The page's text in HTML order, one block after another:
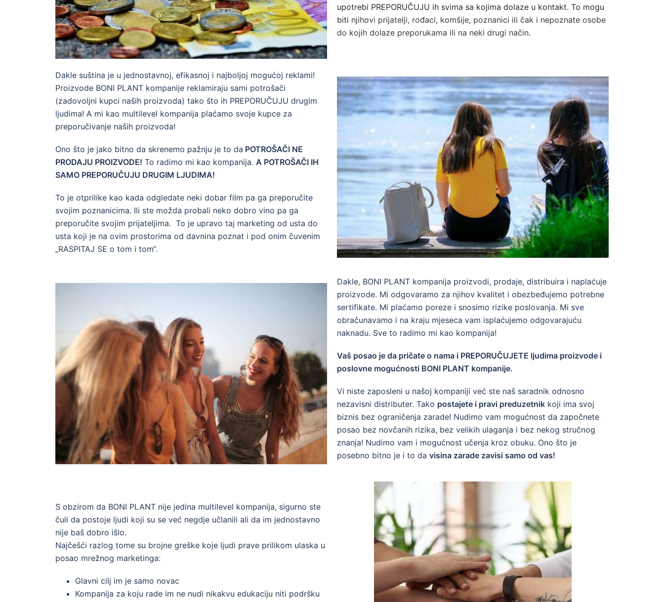
upotrebi PREPORUČUJU ih svima sa kojima dolaze u kontakt. To mogu
biti njihovi prijatelji, rođaci, komšije, poznanici ili čak i nepoznate osobe
do kojih dolaze preporukama ili na neki drugi način.
Dakle suština je u jednostavnoj, efikasnoj i najboljoj mogućoj reklami!
Proizvode BONI PLANT kompanije reklamiraju sami potrošači
(zadovoljni kupci naših proizvoda) tako što ih PREPORUČUJU drugim
ljudima! A mi kao multilevel kompanija plaćamo svoje kupce za
preporučivanje naših proizvoda!
Ono što je jako bitno da skrenemo pažnju je to da POTROŠAČI NE
PRODAJU PROIZVODE! To radimo mi kao kompanija. A POTROŠAČI IH
SAMO PREPORUČUJU DRUGIM LJUDIMA!
To je otprilike kao kada odgledate neki dobar film pa ga preporučite
svojim poznanicima. Ili ste možda probali neko dobro vino pa ga
preporučite svojim prijateljima. To je upravo taj marketing od usta do
usta koji je na ovim prostorima od davnina poznat i pod onim čuvenim
„RASPITAJ SE o tom i tom“.
Dakle, BONI PLANT kompanija proizvodi, prodaje, distribuira i naplaćuje
proizvode. Mi odgovaramo za njihov kvalitet i obezbeđujemo potrebne
sertifikate. Mi plaćamo poreze i snosimo rizike poslovanja. Mi sve
obračunavamo i na kraju mjeseca vam isplaćujemo odgovarajuću
naknadu. Sve to radimo mi kao kompanija!
Vaš posao je da pričate o nama i PREPORUČUJETE ljudima proizvode i
poslovne mogućnosti BONI PLANT kompanije.
Vi niste zaposleni u našoj kompaniji već ste naš saradnik odnosno
nezavisni distributer. Tako postajete i pravi preduzetnik koji ima svoj
biznis bez ograničenja zarade! Nudimo vam mogućnost da započnete
posao bez novčanih rizika, bez velikih ulaganja i bez nekog stručnog
znanja! Nudimo vam i mogućnost učenja kroz obuku. Ono što je
posebno bitno je i to da visina zarade zavisi samo od vas!
S obzirom da BONI PLANT nije jedina multilevel kompanija, sigurno ste
čuli da postoje ljudi koji su se već negdje učlanili ali da im jednostavno
nije baš dobro išlo.
Najčešći razlog tome su brojne greške koje ljudi prave prilikom ulaska u
posao mrežnog marketinga:
Glavni cilj im je samo novac
Kompanija za koju rade im ne nudi nikakvu edukaciju niti podršku